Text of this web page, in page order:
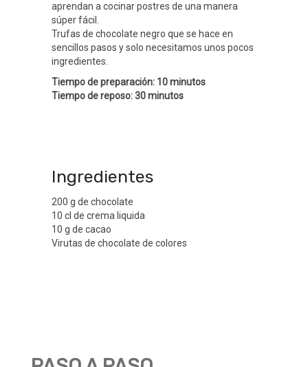
aprendan a cocinar postres de una manera
súper fácil.
Trufas de chocolate negro que se hace en
sencillos pasos y solo necesitamos unos pocos
ingredientes.
Tiempo de preparación: 10 minutos
Tiempo de reposo: 30 minutos
Ingredientes
200 g de chocolate
10 cl de crema liquida
10 g de cacao
Virutas de chocolate de colores